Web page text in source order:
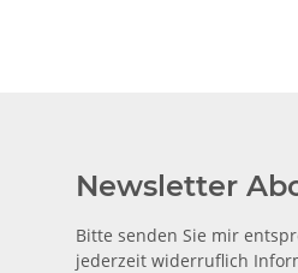
Newsletter
Bitte senden Sie mir
jederzeit widerruflich